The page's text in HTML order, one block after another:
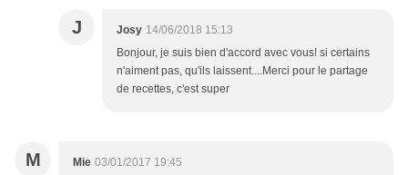
J Josy 14/06/2018 15:13
Bonjour, je suis bien d'accord avec vous! si certains
n'aiment pas, qu'ils laissent....Merci pour le partage
de recettes, c'est super
M Mie 03/01/2017 19:45